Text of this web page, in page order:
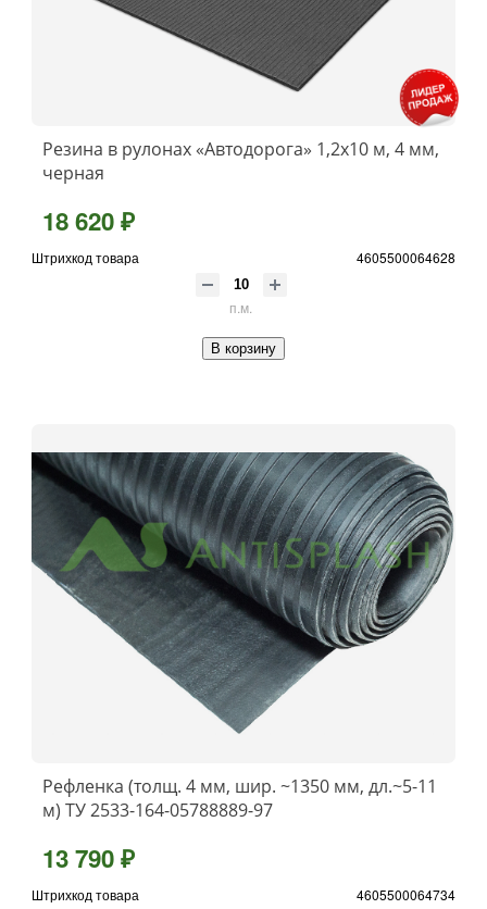
Резина в рулонах «Автодорога» 1,2x10 м, 4 мм,
черная
18 620 ₽
Штрихкод товара 4605500064628
п.м.
В корзину
Рефленка (толщ. 4 мм, шир. ~1350 мм, дл.~5-11
м) ТУ 2533-164-05788889-97
13 790 ₽
Штрихкод товара 4605500064734